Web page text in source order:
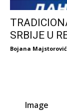
SRBIJE U
Bojana Majstorović
Image